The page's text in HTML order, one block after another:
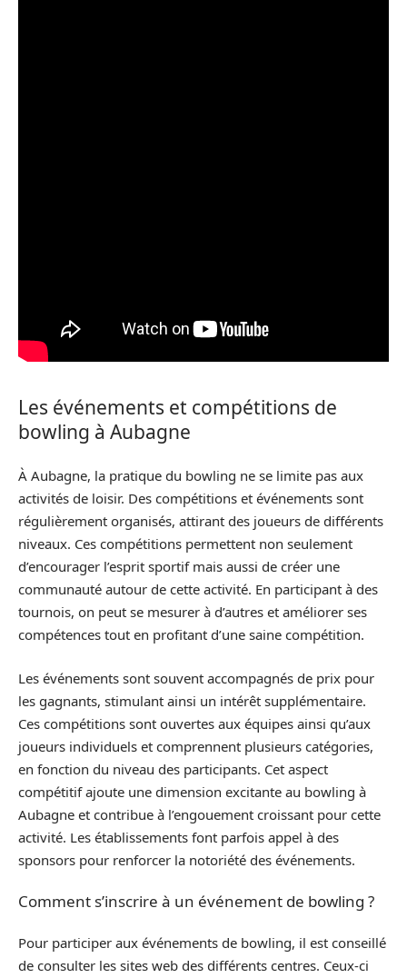
Les événements et compétitions de
bowling à Aubagne
À Aubagne, la pratique du bowling ne se limite pas aux
activités de loisir. Des compétitions et événements sont
régulièrement organisés, attirant des joueurs de différents
niveaux. Ces compétitions permettent non seulement
d’encourager l’esprit sportif mais aussi de créer une
communauté autour de cette activité. En participant à des
tournois, on peut se mesurer à d’autres et améliorer ses
compétences tout en profitant d’une saine compétition.
Les événements sont souvent accompagnés de prix pour
les gagnants, stimulant ainsi un intérêt supplémentaire.
Ces compétitions sont ouvertes aux équipes ainsi qu’aux
joueurs individuels et comprennent plusieurs catégories,
en fonction du niveau des participants. Cet aspect
compétitif ajoute une dimension excitante au bowling à
Aubagne et contribue à l’engouement croissant pour cette
activité. Les établissements font parfois appel à des
sponsors pour renforcer la notoriété des événements.
Comment s’inscrire à un événement de bowling ?
Pour participer aux événements de bowling, il est conseillé
de consulter les sites web des différents centres. Ceux-ci